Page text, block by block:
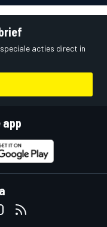
acties direct in
app